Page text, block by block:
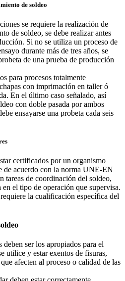
de soldeo
se requiere la realización de
de soldeo, se debe realizar antes
Si no se utiliza un proceso de
durante más de tres años, se
de una prueba de producción
para procesos totalmente
con imprimación en taller ó
En el último caso señalado, así
con doble pasada por ambos
ensayarse una probeta cada seis
certificados por un organismo
de acuerdo con la norma UNE-EN
tareas de coordinación del soldeo,
el tipo de operación que supervisa.
la cualificación específica del
ser los apropiados para el
utilice y estar exentos de fisuras,
afecten al proceso o calidad de las